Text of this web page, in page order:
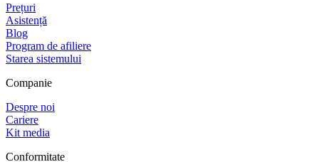
Prețuri
Asistență
Blog
Program de afiliere
Starea sistemului
Companie
Despre noi
Cariere
Kit media
Conformitate